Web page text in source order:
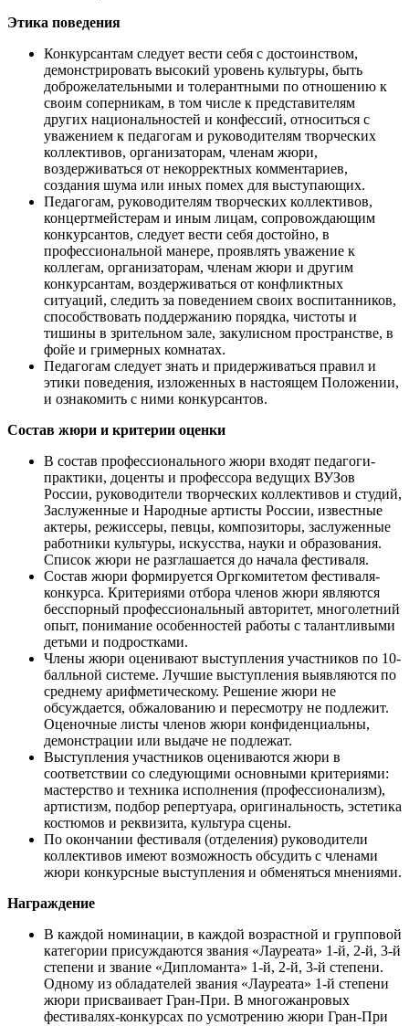
Этика поведения
Конкурсантам следует вести себя с достоинством,
демонстрировать высокий уровень культуры, быть
доброжелательными и толерантными по отношению к
своим соперникам, в том числе к представителям
других национальностей и конфессий, относиться с
уважением к педагогам и руководителям творческих
коллективов, организаторам, членам жюри,
воздерживаться от некорректных комментариев,
создания шума или иных помех для выступающих.
Педагогам, руководителям творческих коллективов,
концертмейстерам и иным лицам, сопровождающим
конкурсантов, следует вести себя достойно, в
профессиональной манере, проявлять уважение к
коллегам, организаторам, членам жюри и другим
конкурсантам, воздерживаться от конфликтных
ситуаций, следить за поведением своих воспитанников,
способствовать поддержанию порядка, чистоты и
тишины в зрительном зале, закулисном пространстве, в
фойе и гримерных комнатах.
Педагогам следует знать и придерживаться правил и
этики поведения, изложенных в настоящем Положении,
и ознакомить с ними конкурсантов.
Состав жюри и критерии оценки
В состав профессионального жюри входят педагоги-
практики, доценты и профессора ведущих ВУЗов
России, руководители творческих коллективов и студий,
Заслуженные и Народные артисты России, известные
актеры, режиссеры, певцы, композиторы, заслуженные
работники культуры, искусства, науки и образования.
Список жюри не разглашается до начала фестиваля.
Состав жюри формируется Оргкомитетом фестиваля-
конкурса. Критериями отбора членов жюри являются
бесспорный профессиональный авторитет, многолетний
опыт, понимание особенностей работы с талантливыми
детьми и подростками.
Члены жюри оценивают выступления участников по 10-
балльной системе. Лучшие выступления выявляются по
среднему арифметическому. Решение жюри не
обсуждается, обжалованию и пересмотру не подлежит.
Оценочные листы членов жюри конфиденциальны,
демонстрации или выдаче не подлежат.
Выступления участников оцениваются жюри в
соответствии со следующими основными критериями:
мастерство и техника исполнения (профессионализм),
артистизм, подбор репертуара, оригинальность, эстетика
костюмов и реквизита, культура сцены.
По окончании фестиваля (отделения) руководители
коллективов имеют возможность обсудить с членами
жюри конкурсные выступления и обменяться мнениями.
Награждение
В каждой номинации, в каждой возрастной и групповой
категории присуждаются звания «Лауреата» 1-й, 2-й, 3-й
степени и звание «Дипломанта» 1-й, 2-й, 3-й степени.
Одному из обладателей звания «Лауреата» 1-й степени
жюри присваивает Гран-При. В многожанровых
фестивалях-конкурсах по усмотрению жюри Гран-При